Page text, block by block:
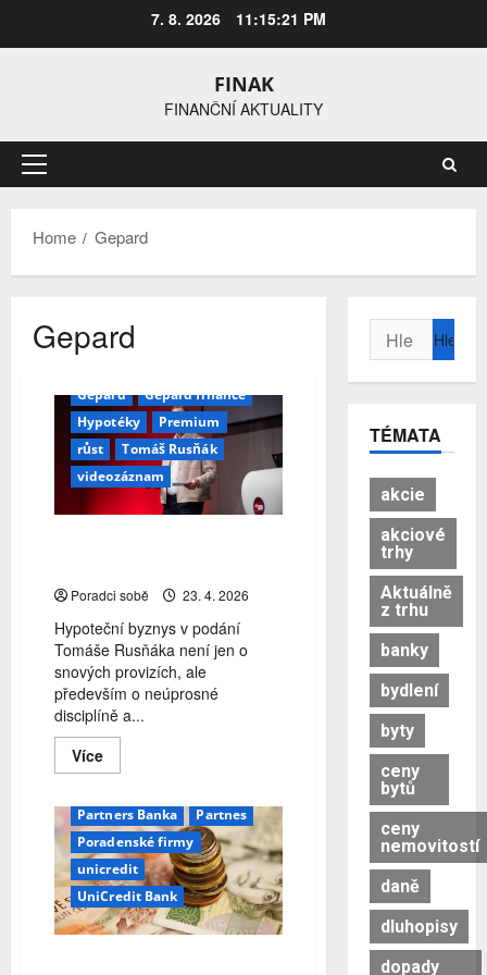
content
7. 8. 2026 11:15:22 PM
FINAK
FINANČNÍ AKTUALITY
Primary
Home
Gepard
Gepard
Finanční poradenství
Gepard
Gepard finance
Hypotéky
Premium
růst
Tomáš Rusňák
videozáznam
Poradci sobě 23. 4. 2026
Hypoteční byznys v podání
Tomáše Rusňáka není jen o
snových provizích, ale
především o neúprosné
disciplíně a...
VíceRead
more
hypotečního
profíka:
Objemy,
provize
a
realita
BC
Broker Consulting
ČIFO
Finanční poradenství
finanční zprostředkování
franšízing
franšízový model
franšízy
Partners Banka
Partnes
Poradenské firmy
unicredit
UniCredit Bank
BC
BEplan
Vyhledávání
TÉMATA
akcie
akciové
trhy
Aktuálně
z trhu
banky
bydlení
byty
ceny
bytů
ceny
nemovitostí
daně
dluhopisy
dopady